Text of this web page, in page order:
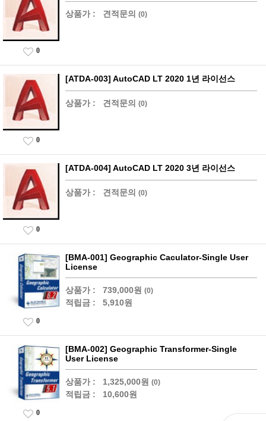
상품가 : 견적문의 (0)
0
[ATDA-003] AutoCAD LT 2020 1년 라이선스
상품가 : 견적문의 (0)
0
[ATDA-004] AutoCAD LT 2020 3년 라이선스
상품가 : 견적문의 (0)
0
[BMA-001] Geographic Caculator-Single User
License
상품가 : 739,000원 (0)
적립금 : 5,910원
0
[BMA-002] Geographic Transformer-Single
User License
상품가 : 1,325,000원 (0)
적립금 : 10,600원
0